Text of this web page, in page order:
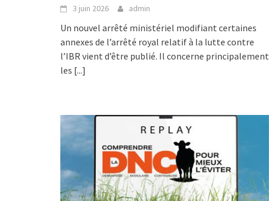
3 juin 2026 admin
Un nouvel arrêté ministériel modifiant certaines
annexes de l’arrêté royal relatif à la lutte contre
l’IBR vient d’être publié. Il concerne principalement
les [...]